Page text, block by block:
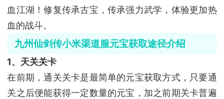
血江湖！修复传承古宝，传承强力武学，体验更加热
血的战斗。
九州仙剑传小米渠道服元宝获取途径介绍
1、天关关卡
在前期，通关关卡是最简单的元宝获取方式，只要通
关之后便能获得一定数量的元宝，加之前期关卡普遍